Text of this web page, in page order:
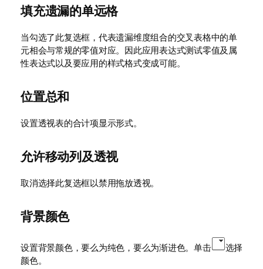
填充遗漏的单远格
当勾选了此复选框，代表遗漏维度组合的交叉表格中的单
元相会与常规的零值对应。因此应用表达式测试零值及属
性表达式以及要应用的样式格式变成可能。
位置总和
设置透视表的合计项显示形式。
允许移动列及透视
取消选择此复选框以禁用拖放透视。
背景颜色
设置背景颜色，要么为纯色，要么为渐进色。单击
选择
颜色。